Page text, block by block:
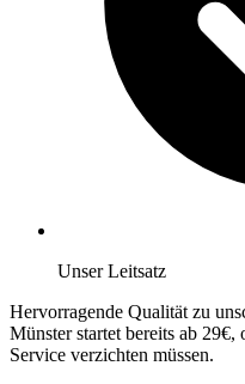
Unser Leitsatz
Hervorragende Qualität zu
Münster startet bereits ab 29€,
Service verzichten müssen.